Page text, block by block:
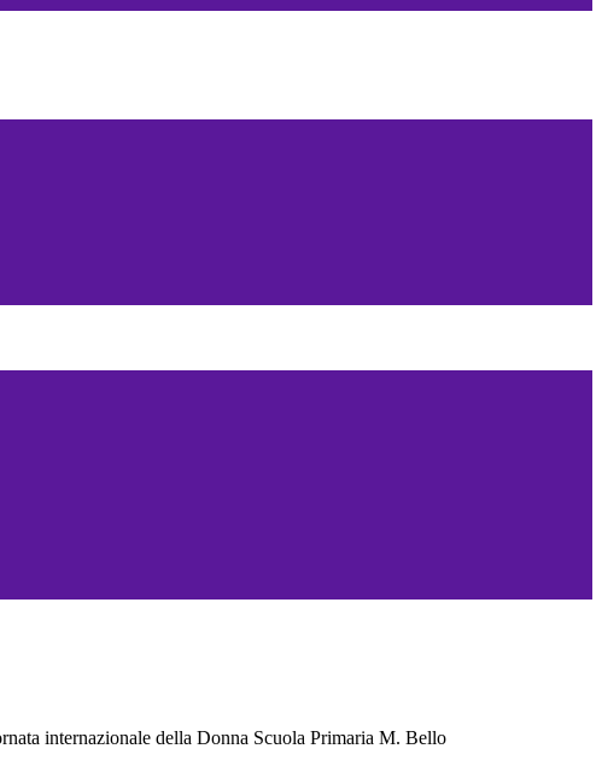
internazionale della Donna Scuola Primaria M. Bello